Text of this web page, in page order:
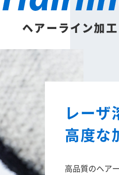
ヘアーライン加工
レーザ
高度な
高品質のヘア